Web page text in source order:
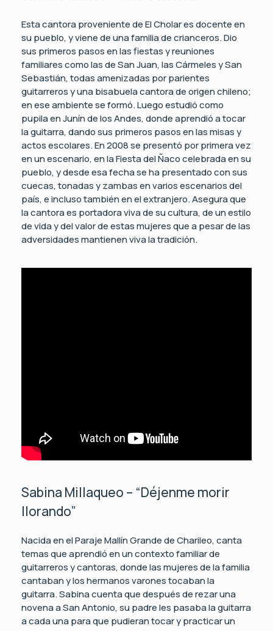
Esta cantora proveniente de El Cholar es docente en
su pueblo, y viene de una familia de crianceros. Dio
sus primeros pasos en las fiestas y reuniones
familiares como las de San Juan, las Cármeles y San
Sebastián, todas amenizadas por parientes
guitarreros y una bisabuela cantora de origen chileno;
en ese ambiente se formó. Luego estudió como
pupila en Junín de los Andes, donde aprendió a tocar
la guitarra, dando sus primeros pasos en las misas y
actos escolares. En 2008 se presentó por primera vez
en un escenario, en la Fiesta del Ñaco celebrada en su
pueblo, y desde esa fecha se ha presentado con sus
cuecas, tonadas y zambas en varios escenarios del
país, e incluso también en el extranjero. Asegura que
la cantora es portadora viva de su cultura, de un estilo
de vida y del valor de estas mujeres que a pesar de las
adversidades mantienen viva la tradición.
Sabina Millaqueo – “Déjenme morir
llorando”
Nacida en el Paraje Mallín Grande de Charileo, canta
temas que aprendió en un contexto familiar de
guitarreros y cantoras, donde las mujeres de la familia
cantaban y los hermanos varones tocaban la
guitarra. Sabina cuenta que después de rezar una
novena a San Antonio, su padre les pasaba la guitarra
a cada una para que pudieran tocar y practicar un